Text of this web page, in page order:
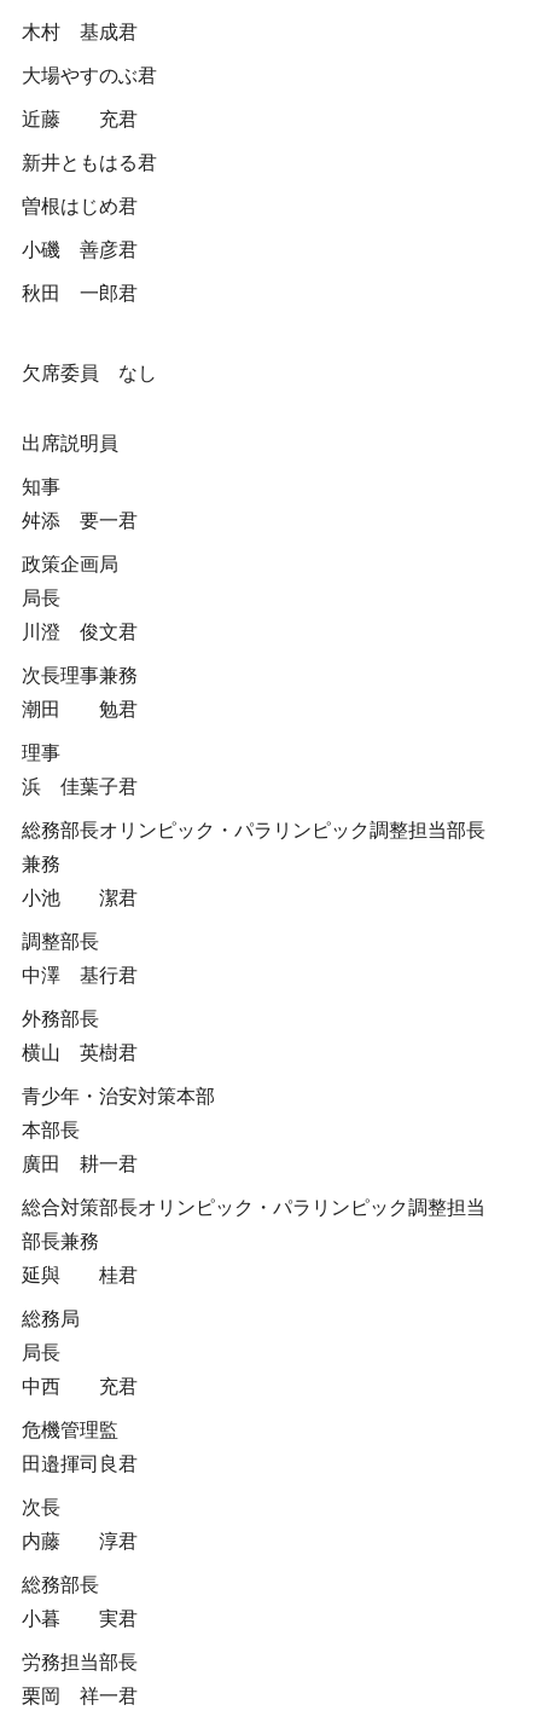
木村 基成君
大場やすのぶ君
近藤 充君
新井ともはる君
曽根はじめ君
小磯 善彦君
秋田 一郎君
欠席委員 なし
出席説明員
知事
舛添 要一君
政策企画局
局長
川澄 俊文君
次長理事兼務
潮田 勉君
理事
浜 佳葉子君
総務部長オリンピック・パラリンピック調整担当部長
兼務
小池 潔君
調整部長
中澤 基行君
外務部長
横山 英樹君
青少年・治安対策本部
本部長
廣田 耕一君
総合対策部長オリンピック・パラリンピック調整担当
部長兼務
延與 桂君
総務局
局長
中西 充君
危機管理監
田邉揮司良君
次長
内藤 淳君
総務部長
小暮 実君
労務担当部長
栗岡 祥一君